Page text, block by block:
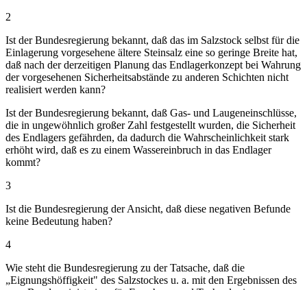
2
Ist der Bundesregierung bekannt, daß das im Salzstock selbst für die
Einlagerung vorgesehene ältere Steinsalz eine so geringe Breite hat,
daß nach der derzeitigen Planung das Endlagerkonzept bei Wahrung
der vorgesehenen Sicherheitsabstände zu anderen Schichten nicht
realisiert werden kann?
Ist der Bundesregierung bekannt, daß Gas- und Laugeneinschlüsse,
die in ungewöhnlich großer Zahl festgestellt wurden, die Sicherheit
des Endlagers gefährden, da dadurch die Wahrscheinlichkeit stark
erhöht wird, daß es zu einem Wassereinbruch in das Endlager
kommt?
3
Ist die Bundesregierung der Ansicht, daß diese negativen Befunde
keine Bedeutung haben?
4
Wie steht die Bundesregierung zu der Tatsache, daß die
„Eignungshöffigkeit" des Salzstockes u. a. mit den Ergebnissen des